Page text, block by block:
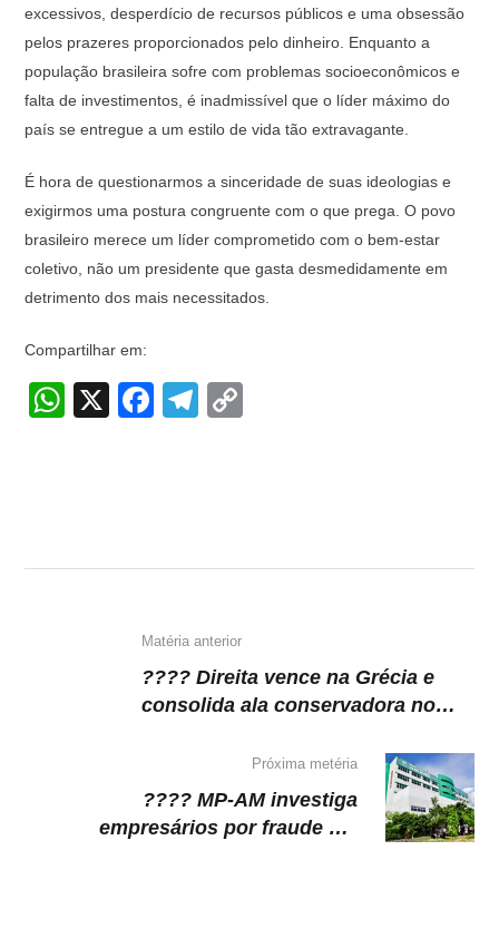
excessivos, desperdício de recursos públicos e uma obsessão
pelos prazeres proporcionados pelo dinheiro. Enquanto a
população brasileira sofre com problemas socioeconômicos e
falta de investimentos, é inadmissível que o líder máximo do
país se entregue a um estilo de vida tão extravagante.
É hora de questionarmos a sinceridade de suas ideologias e
exigirmos uma postura congruente com o que prega. O povo
brasileiro merece um líder comprometido com o bem-estar
coletivo, não um presidente que gasta desmedidamente em
detrimento dos mais necessitados.
Compartilhar em:
W
p
X
F
o
k
T
m n
Matéria anterior
???? Direita vence na Grécia e
consolida ala conservadora no
Próxima metéria
???? MP-AM investiga
empresários por fraude em